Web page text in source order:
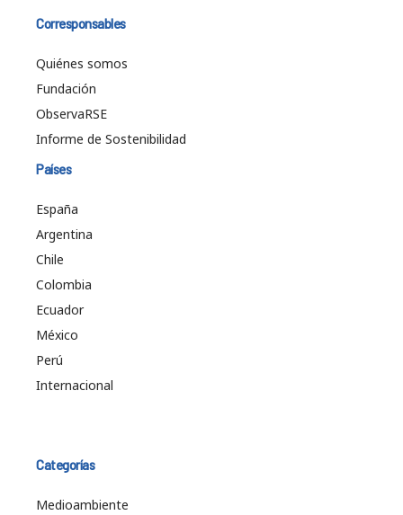
Corresponsables
Quiénes somos
Fundación
ObservaRSE
Informe de Sostenibilidad
Países
España
Argentina
Chile
Colombia
Ecuador
México
Perú
Internacional
Categorías
Medioambiente